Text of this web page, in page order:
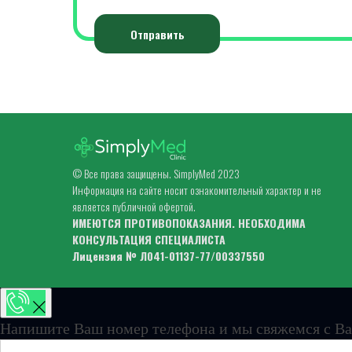
Отправить
© Все права защищены. SimplyMed 2023
Информация на сайте носит ознакомительный характер и не
является публичной офертой.
ИМЕЮТСЯ ПРОТИВОПОКАЗАНИЯ. НЕОБХОДИМА
КОНСУЛЬТАЦИЯ СПЕЦИАЛИСТА
Лицензия № Л041-01137-77/00337550
Напишите Ваш номер телефона и мы свяжемся с